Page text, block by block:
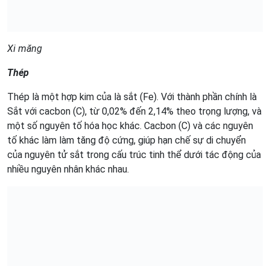
Xi măng
Thép
Thép là một hợp kim của là sắt (Fe). Với thành phần chính là
Sắt với cacbon (C), từ 0,02% đến 2,14% theo trọng lượng, và
một số nguyên tố hóa học khác. Cacbon (C) và các nguyên
tố khác làm làm tăng độ cứng, giúp hạn chế sự di chuyển
của nguyên tử sắt trong cấu trúc tinh thể dưới tác động của
nhiều nguyên nhân khác nhau.